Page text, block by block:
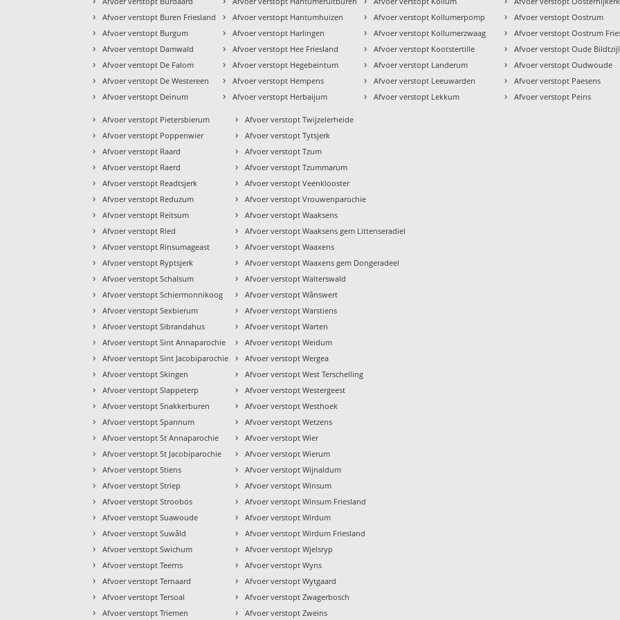
› Afvoer verstopt Buren Friesland
› Afvoer verstopt Burgum
› Afvoer verstopt Damwald
› Afvoer verstopt De Falom
› Afvoer verstopt De Westereen
› Afvoer verstopt Deinum
› Afvoer verstopt Hantumhuizen
› Afvoer verstopt Harlingen
› Afvoer verstopt Hee Friesland
› Afvoer verstopt Hegebeintum
› Afvoer verstopt Hempens
› Afvoer verstopt Herbaijum
› Afvoer verstopt Kollumerpomp
› Afvoer verstopt Kollumerzwaag
› Afvoer verstopt Kootstertille
› Afvoer verstopt Landerum
› Afvoer verstopt Leeuwarden
› Afvoer verstopt Lekkum
› Afvoer verstopt Oostrum
› Afvoer verstopt Oostrum
› Afvoer verstopt Oude Bildtzijl
› Afvoer verstopt Oudwoude
› Afvoer verstopt Paesens
› Afvoer verstopt Peins
› Afvoer verstopt Pietersbierum
› Afvoer verstopt Poppenwier
› Afvoer verstopt Raard
› Afvoer verstopt Raerd
› Afvoer verstopt Readtsjerk
› Afvoer verstopt Reduzum
› Afvoer verstopt Reitsum
› Afvoer verstopt Ried
› Afvoer verstopt Rinsumageast
› Afvoer verstopt Ryptsjerk
› Afvoer verstopt Schalsum
› Afvoer verstopt Schiermonnikoog
› Afvoer verstopt Sexbierum
› Afvoer verstopt Sibrandahus
› Afvoer verstopt Sint Annaparochie
› Afvoer verstopt Sint Jacobiparochie
› Afvoer verstopt Skingen
› Afvoer verstopt Slappeterp
› Afvoer verstopt Snakkerburen
› Afvoer verstopt Spannum
› Afvoer verstopt St Annaparochie
› Afvoer verstopt St Jacobiparochie
› Afvoer verstopt Stiens
› Afvoer verstopt Striep
› Afvoer verstopt Stroobos
› Afvoer verstopt Suawoude
› Afvoer verstopt Suwâld
› Afvoer verstopt Swichum
› Afvoer verstopt Teerns
› Afvoer verstopt Ternaard
› Afvoer verstopt Tersoal
› Afvoer verstopt Triemen
› Afvoer verstopt Twijzelerheide
› Afvoer verstopt Tytsjerk
› Afvoer verstopt Tzum
› Afvoer verstopt Tzummarum
› Afvoer verstopt Veenklooster
› Afvoer verstopt Vrouwenparochie
› Afvoer verstopt Waaksens
› Afvoer verstopt Waaksens gem Littenseradiel
› Afvoer verstopt Waaxens
› Afvoer verstopt Waaxens gem Dongeradeel
› Afvoer verstopt Walterswald
› Afvoer verstopt Wânswert
› Afvoer verstopt Warstiens
› Afvoer verstopt Warten
› Afvoer verstopt Weidum
› Afvoer verstopt Wergea
› Afvoer verstopt West Terschelling
› Afvoer verstopt Westergeest
› Afvoer verstopt Westhoek
› Afvoer verstopt Wetzens
› Afvoer verstopt Wier
› Afvoer verstopt Wierum
› Afvoer verstopt Wijnaldum
› Afvoer verstopt Winsum
› Afvoer verstopt Winsum Friesland
› Afvoer verstopt Wirdum
› Afvoer verstopt Wirdum Friesland
› Afvoer verstopt Wjelsryp
› Afvoer verstopt Wyns
› Afvoer verstopt Wytgaard
› Afvoer verstopt Zwagerbosch
› Afvoer verstopt Zweins